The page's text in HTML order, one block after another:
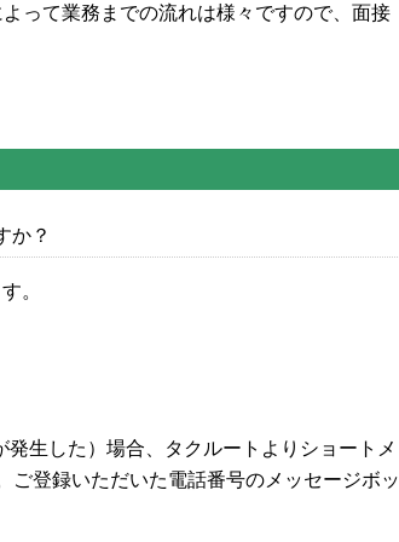
って業務までの流れは様々ですので、面接
か？
。
生した）場合、タクルートよりショートメ
ご登録いただいた電話番号のメッセージボッ